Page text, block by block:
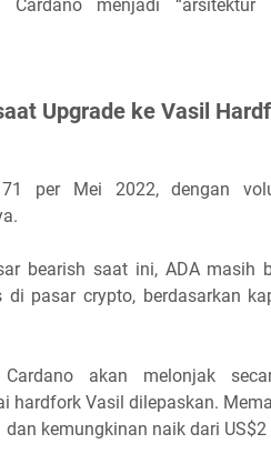
menjadi “arsitektur
Upgrade ke Vasil
per Mei 2022, dengan
bearish saat ini, ADA masih
pasar crypto, berdasarkan
akan melonjak
Vasil dilepaskan.
kemungkinan naik dari US$2